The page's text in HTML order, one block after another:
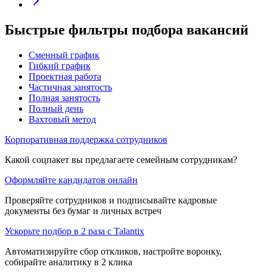
Быстрые фильтры подбора вакансий
Сменный график
Гибкий график
Проектная работа
Частичная занятость
Полная занятость
Полный день
Вахтовый метод
Корпоративная поддержка сотрудников
Какой соцпакет вы предлагаете семейным сотрудникам?
Оформляйте кандидатов онлайн
Проверяйте сотрудников и подписывайте кадровые
документы без бумаг и личных встреч
Ускорьте подбор в 2 раза с Talantix
Автоматизируйте сбор откликов, настройте воронку,
собирайте аналитику в 2 клика